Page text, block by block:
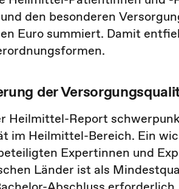
den besonderen
Euro summiert. Damit
der
Heilmittel-Report
im Heilmittel-Bereich. Ein
Expertinnen und
Länder ist als